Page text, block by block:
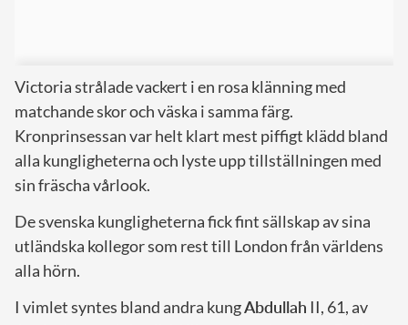
Victoria strålade vackert i en rosa klänning med
matchande skor och väska i samma färg.
Kronprinsessan var helt klart mest piffigt klädd bland
alla kungligheterna och lyste upp tillställningen med
sin fräscha vårlook.
De svenska kungligheterna fick fint sällskap av sina
utländska kollegor som rest till London från världens
alla hörn.
I vimlet syntes bland andra kungAbdullah II, 61, av